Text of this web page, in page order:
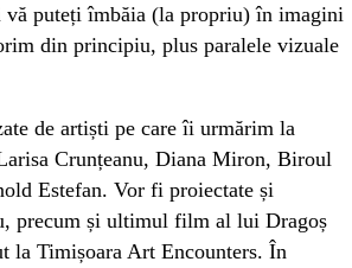
vă puteți îmbăia (la propriu) în imagini
din principiu, plus paralele vizuale
de artiști pe care îi urmărim la
Crunțeanu, Diana Miron, Biroul
Estefan. Vor fi proiectate și
precum și ultimul film al lui Dragoș
la Timișoara Art Encounters. În